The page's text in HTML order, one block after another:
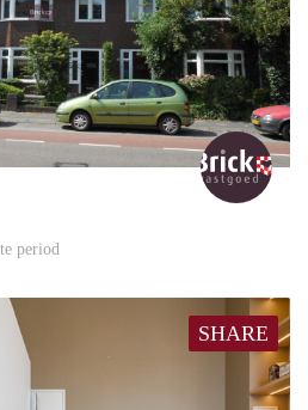
Brick
period
SHARE